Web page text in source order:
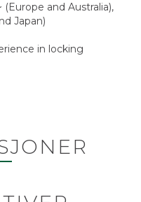
and Australia),
Japan)
in locking